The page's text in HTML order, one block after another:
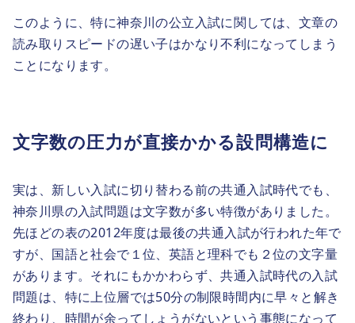
このように、特に神奈川の公立入試に関しては、文章の
読み取りスピードの遅い子はかなり不利になってしまう
ことになります。
文字数の圧力が直接かかる設問構造に
実は、新しい入試に切り替わる前の共通入試時代でも、
神奈川県の入試問題は文字数が多い特徴がありました。
先ほどの表の2012年度は最後の共通入試が行われた年で
すが、国語と社会で１位、英語と理科でも２位の文字量
があります。それにもかかわらず、共通入試時代の入試
問題は、特に上位層では50分の制限時間内に早々と解き
終わり、時間が余ってしょうがないという事態になって